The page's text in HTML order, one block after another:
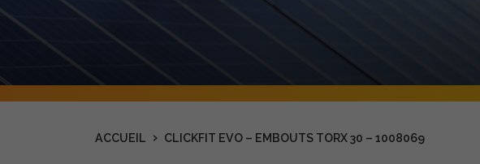
ACCUEIL › CLICKFIT EVO – EMBOUTS TORX 30 – 1008069